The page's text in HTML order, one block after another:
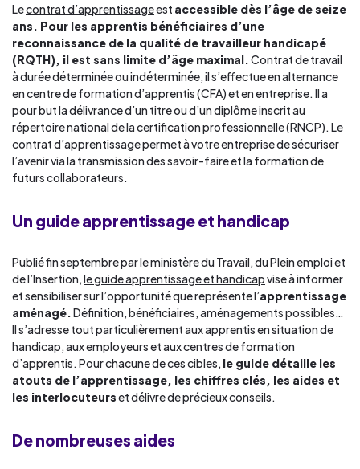
Lecontrat d’apprentissageest accessible dès l’âge de seize
ans. Pour les apprentis bénéficiaires d’une
reconnaissance de la qualité de travailleur handicapé
(RQTH), il est sans limite d’âge maximal.Contrat de travail
à durée déterminée ou indéterminée, il s’effectue en alternance
en centre de formation d’apprentis (CFA) et en entreprise. Il a
pour but la délivrance d’un titre ou d’un diplôme inscrit au
répertoire national de la certification professionnelle (RNCP). Le
contrat d’apprentissage permet à votre entreprise de sécuriser
l’avenir via la transmission des savoir-faire et la formation de
futurs collaborateurs.
Un guide apprentissage et handicap
Publié fin septembre par le ministère du Travail, du Plein emploi et
de l’Insertion,le guide apprentissage et handicapvise à informer
et sensibiliser sur l’opportunité que représente l’apprentissage
aménagé.Définition, bénéficiaires, aménagements possibles…
Il s’adresse tout particulièrement aux apprentis en situation de
handicap, aux employeurs et aux centres de formation
d’apprentis. Pour chacune de ces cibles, le guide détaille les
atouts de l’apprentissage, les chiffres clés, les aides et
les interlocuteurset délivre de précieux conseils.
De nombreuses aides